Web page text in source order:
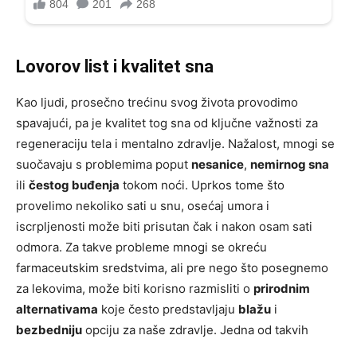
Lovorov list i kvalitet sna
Kao ljudi, prosečno trećinu svog života provodimo
spavajući, pa je kvalitet tog sna od ključne važnosti za
regeneraciju tela i mentalno zdravlje. Nažalost, mnogi se
suočavaju s problemima poput nesanice, nemirnog sna
ili čestog buđenja tokom noći. Uprkos tome što
provelimo nekoliko sati u snu, osećaj umora i
iscrpljenosti može biti prisutan čak i nakon osam sati
odmora. Za takve probleme mnogi se okreću
farmaceutskim sredstvima, ali pre nego što posegnemo
za lekovima, može biti korisno razmisliti o prirodnim
alternativama koje često predstavljaju blažu i
bezbedniju opciju za naše zdravlje. Jedna od takvih